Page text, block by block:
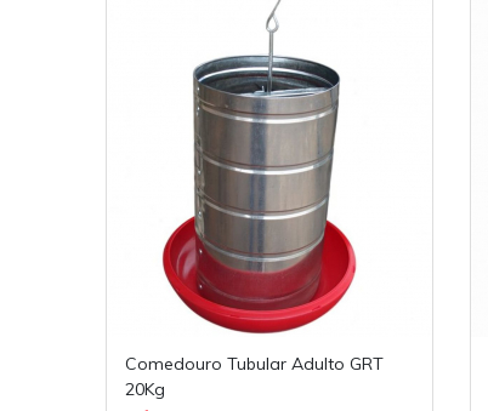
Comedouro Tubular Adulto GRT
20Kg